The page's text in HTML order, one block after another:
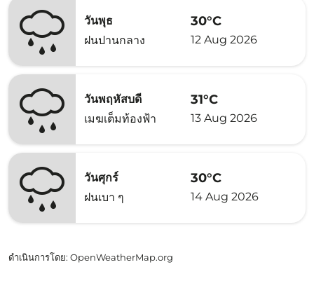
วันพุธ
ฝนปานกลาง
30°C
12 Aug 2026
วันพฤหัสบดี
เมฆเต็มท้องฟ้า
31°C
13 Aug 2026
วันศุกร์
ฝนเบา ๆ
30°C
14 Aug 2026
ดำเนินการโดย: OpenWeatherMap.org